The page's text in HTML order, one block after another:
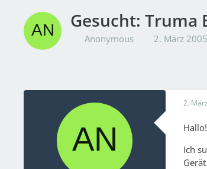
Gesucht: Truma
Anonymous 2. März
2.
Hallo!
Ich